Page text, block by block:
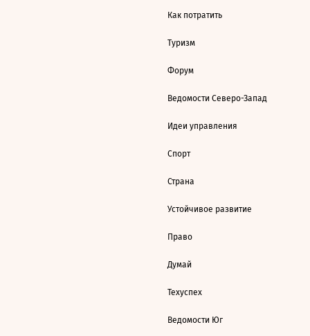
Как потратить
Туризм
Форум
Ведомости Северо-Запад
Идеи управления
Спорт
Страна
Устойчивое развитие
Право
Думай
Техуспех
Ведомости Юг